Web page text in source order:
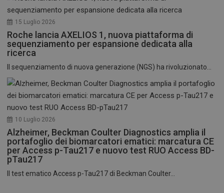
15 Luglio 2026
Roche lancia AXELIOS 1, nuova piattaforma di
sequenziamento per espansione dedicata alla
ricerca
Il sequenziamento di nuova generazione (NGS) ha rivoluzionato...
10 Luglio 2026
Alzheimer, Beckman Coulter Diagnostics amplia il
portafoglio dei biomarcatori ematici: marcatura CE
per Access p-Tau217 e nuovo test RUO Access BD-
pTau217
Il test ematico Access p-Tau217 di Beckman Coulter...